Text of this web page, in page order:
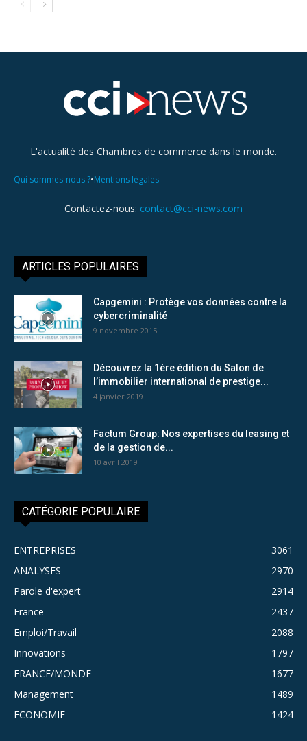
L'actualité des Chambres de commerce dans le monde.
Qui sommes-nous ?•Mentions légales
Contactez-nous: contact@cci-news.com
ARTICLES POPULAIRES
Capgemini : Protège vos données contre la
cybercriminalité
9 novembre 2015
Découvrez la 1ère édition du Salon de
l’immobilier international de prestige...
4 janvier 2019
Factum Group: Nos expertises du leasing et
de la gestion de...
10 avril 2019
CATÉGORIE POPULAIRE
ENTREPRISES
3061
ANALYSES
2970
Parole d'expert
2914
France
2437
Emploi/Travail
2088
Innovations
1797
FRANCE/MONDE
1677
Management
1489
ECONOMIE
1424